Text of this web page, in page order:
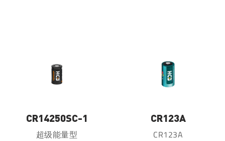
CR14250SC-1
超级能量型
CR123A
CR123A